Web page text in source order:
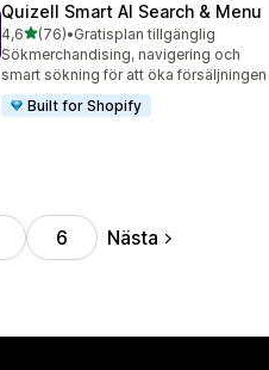
Quizell Smart AI Search & Menu
4,6av 5 stjärnor
(76)
76 recensioner totalt
•Gratisplan tillgänglig
Sökmerchandising, navigering och
smart sökning för att öka försäljningen
Built for Shopify
6 Nästa